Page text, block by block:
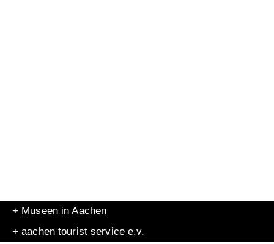
+ Museen in Aachen
+ aachen tourist service e.v.